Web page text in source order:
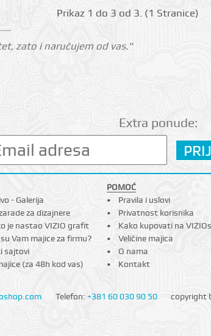
Prikаz 1 do 3 оd 3. (1 Strаnicе)
zato i naručujem od vas."
Extra ponude:
- Galerija
za dizajnere
je nastao VIZIO grafit
Vam majice za firmu?
sajtovi
(za 48h kod vas)
POMOĆ
Pravila i uslovi
Privatnost korisnika
Kako kupovati na
Veličine majica
O nama
Kontakt
Telefon: +381 60 030 90 50 copyright